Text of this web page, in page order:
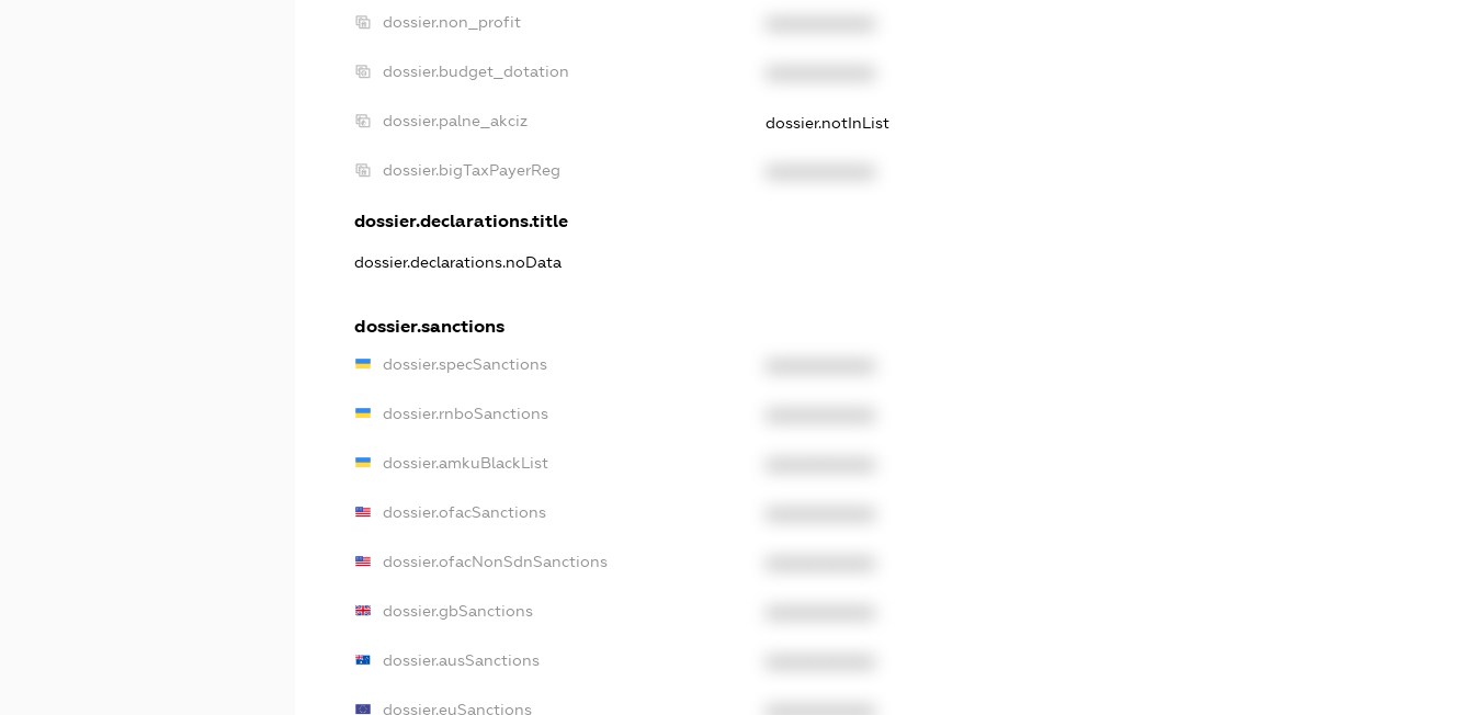
dossier.non_profit
dossier.budget_dotation
dossier.palne_akciz dossier.notInList
dossier.bigTaxPayerReg
dossier.declarations.title
dossier.declarations.noData
dossier.sanctions
dossier.specSanctions
dossier.rnboSanctions
dossier.amkuBlackList
dossier.ofacSanctions
dossier.ofacNonSdnSanctions
dossier.gbSanctions
dossier.ausSanctions
dossier.euSanctions